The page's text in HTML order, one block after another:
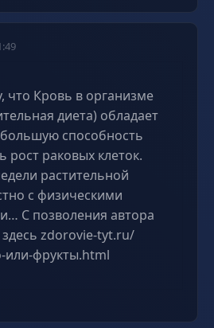
что Кровь в организме
диета) обладает
способность
рост раковых клеток.
растительной
с физическими
С позволения автора
zdorovie-tyt.ru/
или-фрукты.html